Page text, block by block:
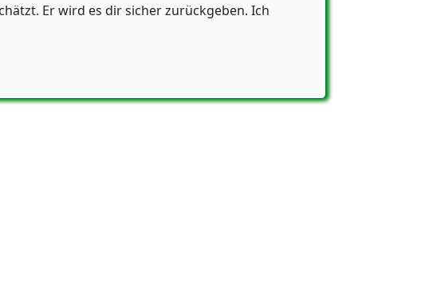
Er wird es dir sicher zurückgeben. Ich